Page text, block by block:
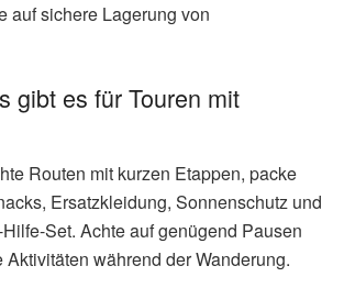
auf sichere Lagerung von
gibt es für Touren mit
Routen mit kurzen Etappen, packe
Ersatzkleidung, Sonnenschutz und
Set. Achte auf genügend Pausen
Aktivitäten während der Wanderung.